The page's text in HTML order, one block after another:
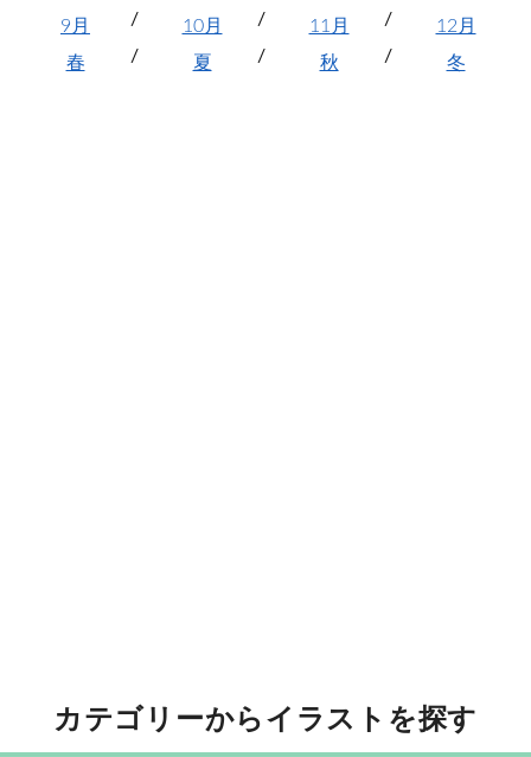
9月
10月 11月
12月
春
夏 秋 冬
カテゴリーからイラストを探す